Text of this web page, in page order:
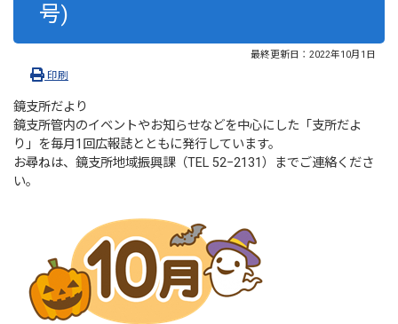
号)
最終更新日： 2022年10月1日
印刷
鏡支所だより
鏡支所管内のイベントやお知らせなどを中心にした「支所だよ
り」を毎月1回広報誌とともに発行しています。
お尋ねは、鏡支所地域振興課（TEL 52−2131）までご連絡くださ
い。